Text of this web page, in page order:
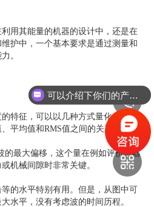
用其能量的机器的设计中，还是在
护中，一个基本要求是通过测量和
。
特征，可以以几种方式量化。图中
平均值和RMS值之间的关系。
的最大偏移，这个量在例如评价机器
机械间隙时非常关键。
的水平特别有用。但是，从图中可
水平，没有考虑波的时间历程。
可以介绍下你们的产品么？